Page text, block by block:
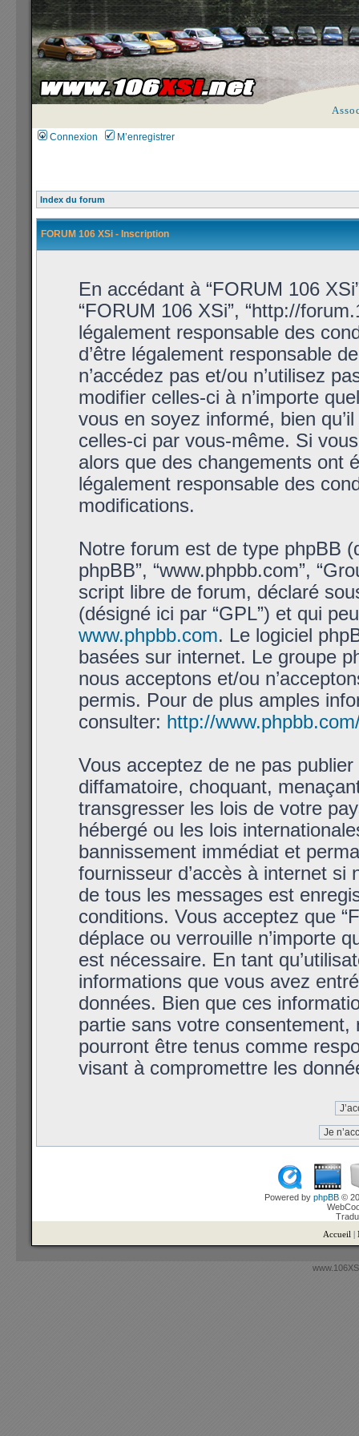
Connexion M’enregistrer
Index du forum
FORUM 106 XSi - Inscription
En accédant à “FORUM 106
“FORUM 106 XSi”, “http://
légalement responsable des
d’être légalement responsable
n’accédez pas et/ou n’utilisez
modifier celles-ci à n’importe
vous en soyez informé, bien
celles-ci par vous-même. Si
alors que des changements ont
légalement responsable des
modifications.
Notre forum est de type phpBB
phpBB”, “www.phpbb.com”,
script libre de forum, déclaré
(désigné ici par “GPL”) et qui
www.phpbb.com. Le logiciel
basées sur internet. Le groupe
nous acceptons et/ou
permis. Pour de plus amples
consulter: http://
Vous acceptez de ne pas
diffamatoire, choquant,
transgresser les lois de votre
hébergé ou les lois
bannissement immédiat et
fournisseur d’accès à internet si
de tous les messages est
conditions. Vous acceptez que
déplace ou verrouille n’importe
est nécessaire. En tant
informations que vous avez
données. Bien que ces
partie sans votre consentement,
pourront être tenus comme
visant à compromettre les
Powered by phpBB ©
Accueil |